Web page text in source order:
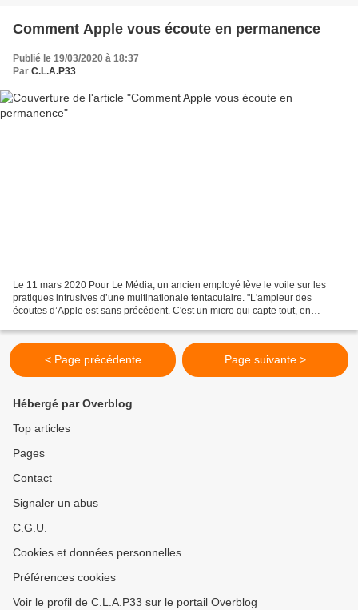
Comment Apple vous écoute en permanence
Publié le 19/03/2020 à 18:37
Par C.L.A.P33
Le 11 mars 2020 Pour Le Média, un ancien employé lève le voile sur les
pratiques intrusives d’une multinationale tentaculaire. "L'ampleur des
écoutes d’Apple est sans précédent. C'est un micro qui capte tout, en
< Page précédente Page suivante >
Hébergé par Overblog
Top articles
Pages
Contact
Signaler un abus
C.G.U.
Cookies et données personnelles
Préférences cookies
Voir le profil de C.L.A.P33 sur le portail Overblog